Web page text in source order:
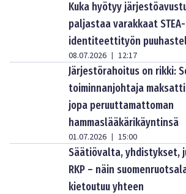
Kuka hyötyy
paljastaa varakkaat
identiteettityön
08.07.2026 | 12:17
Järjestörahoitus on rikki:
toiminnanjohtaja
jopa peruuttamattoman
hammaslääkärikäyntinsä
01.07.2026 | 15:00
Säätiövalta, yhdistykset,
RKP – näin
kietoutuu yhteen